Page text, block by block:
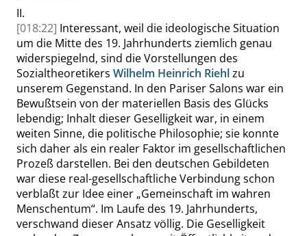
II.
[018:22] Interessant, weil die ideologische Situation
um die Mitte des 19. Jahrhunderts ziemlich genau
widerspiegelnd, sind die Vorstellungen des
Sozialtheoretikers Wilhelm Heinrich Riehlzu
unserem Gegenstand. In den Pariser Salons war ein
Bewußtsein von der materiellen Basis des Glücks
lebendig; Inhalt dieser Geselligkeit war, in einem
weiten Sinne, die politische Philosophie; sie konnte
sich daher als ein realer Faktor im gesellschaftlichen
Prozeß darstellen. Bei den deutschen Gebildeten
war diese real-gesellschaftliche Verbindung schon
verblaßt zur Idee einer „Gemeinschaft im wahren
Menschentum“. Im Laufe des 19. Jahrhunderts,
verschwand dieser Ansatz völlig. Die Geselligkeit